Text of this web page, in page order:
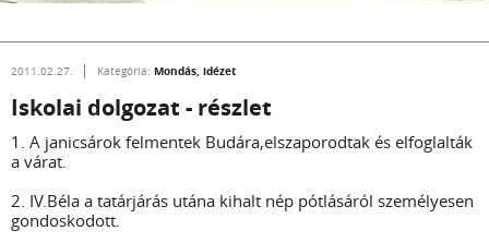
2011.02.27. Kategória: Mondás, idézet
Iskolai dolgozat - részlet
1. A janicsárok felmentek Budára,elszaporodtak és elfoglalták
a várat.
2. IV.Béla a tatárjárás utána kihalt nép pótlásáról személyesen
gondoskodott.